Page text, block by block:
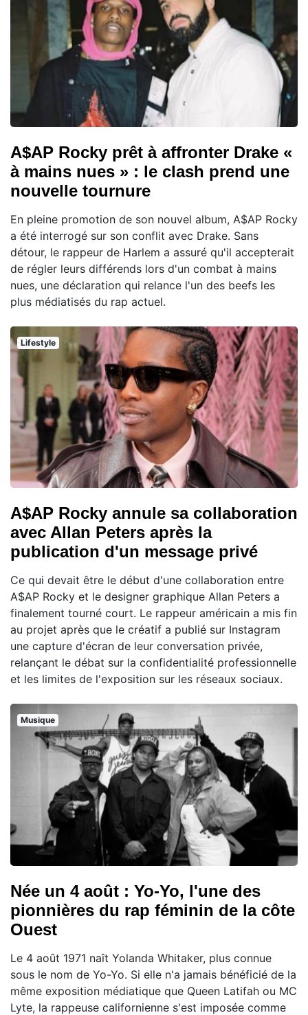
A$AP Rocky prêt à affronter Drake «
à mains nues » : le clash prend une
nouvelle tournure
En pleine promotion de son nouvel album, A$AP Rocky
a été interrogé sur son conflit avec Drake. Sans
détour, le rappeur de Harlem a assuré qu'il accepterait
de régler leurs différends lors d'un combat à mains
nues, une déclaration qui relance l'un des beefs les
plus médiatisés du rap actuel.
Lifestyle
A$AP Rocky annule sa collaboration
avec Allan Peters après la
publication d'un message privé
Ce qui devait être le début d'une collaboration entre
A$AP Rocky et le designer graphique Allan Peters a
finalement tourné court. Le rappeur américain a mis fin
au projet après que le créatif a publié sur Instagram
une capture d'écran de leur conversation privée,
relançant le débat sur la confidentialité professionnelle
et les limites de l'exposition sur les réseaux sociaux.
Musique
Née un 4 août : Yo-Yo, l'une des
pionnières du rap féminin de la côte
Ouest
Le 4 août 1971 naît Yolanda Whitaker, plus connue
sous le nom de Yo-Yo. Si elle n'a jamais bénéficié de la
même exposition médiatique que Queen Latifah ou MC
Lyte, la rappeuse californienne s'est imposée comme